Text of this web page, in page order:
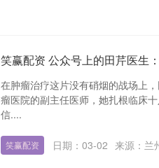
笑赢配资 公众号上的田芹医生
在肿瘤治疗这片没有硝烟的战场上
瘤医院的副主任医师，她扎根临床
信....
笑赢配资 日期：03-02 来源：兰